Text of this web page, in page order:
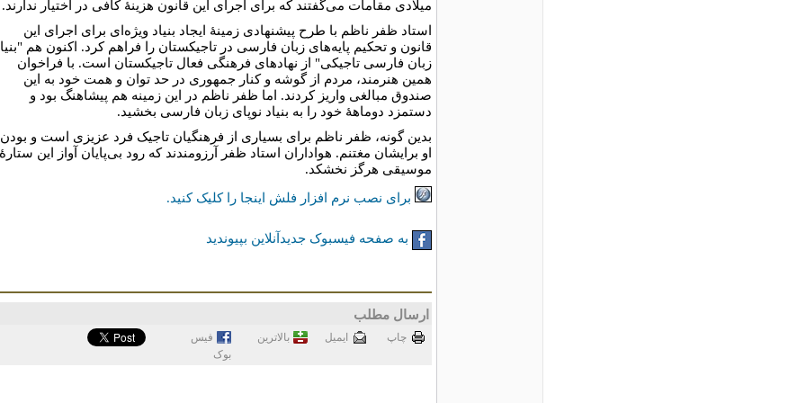
میلادی مقامات می‌گفتند که برای اجرای این قانون هزینۀ کافی در اختیار ندارند.
استاد ظفر ناظم با طرح پیشنهادی زمینۀ ایجاد بنیاد ویژه‌ای برای اجرای این
قانون و تحکیم پایه‌های زبان فارسی در تاجیکستان را فراهم کرد. اکنون هم
زبان فارسی تاجیکی" از نهادهای فرهنگی فعال تاجیکستان است. با فراخوان
همین هنرمند، مردم از گوشه و کنار جمهوری در حد توان و همت خود به این
صندوق مبالغی واریز کردند. اما ظفر ناظم در این زمینه هم پیشاهنگ بود و
دستمزد دوماهۀ خود را به بنیاد نوپای زبان فارسی بخشید.
بدین گونه، ظفر ناظم برای بسیاری از فرهنگیان تاجیک فرد عزیزی است و بودن
او برایشان مغتنم. هواداران استاد ظفر آرزومندند که رود بی‌پایان آواز این ستارۀ
موسیقی هرگز نخشکد.
برای نصب نرم افزار فلش اینجا را کلیک کنيد.
به صفحه فیسبوک جدیدآنلاین بپیوندید
ارسال مطلب
چاپ ايميل بالاترین
فيس
بوک